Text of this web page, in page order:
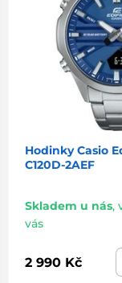
Hodinky Casio
C120D-2AEF
Skladem u nás,
vás
2 990 Kč